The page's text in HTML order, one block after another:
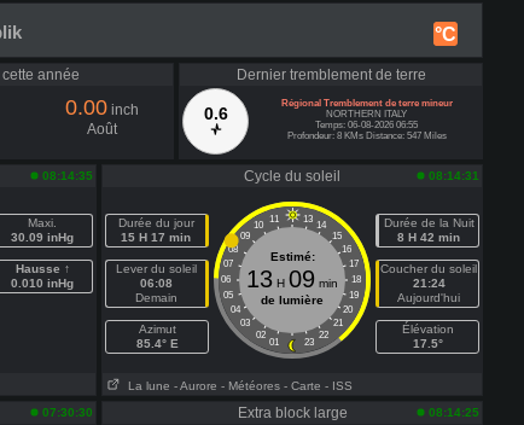
°C
cette année
0.00inch
Août
Dernier tremblement de terre
0.6
Régional Tremblement de terre mineur
NORTHERN ITALY
Temps: 06-08-2026 06:55
Profondeur: 8 KMs Distance: 547 Miles
08:14:35
Maxi.
30.09 inHg
Hausse ↑
0.010 inHg
Cycle du soleil 08:14:31
Durée du jour
15 H 17 min
Lever du soleil
06:08
Demain
Azimut
85.4° E
11 13
10
14
09
15
08
16
07
17
06
18
05
19
04
20
03
21
02
22
01 23
Estimé:
13 H 09 min
de lumière
Durée de la Nuit
8 H 42 min
Coucher du soleil
21:24
Aujourd'hui
Élévation
17.5°
La lune - Aurore - Météores - Carte - ISS
07:30:30
Extra block large
08:14:25